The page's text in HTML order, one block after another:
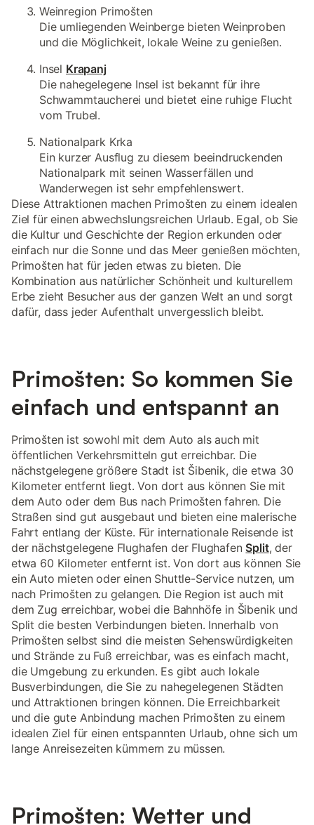
Weinregion Primošten
Die umliegenden Weinberge bieten Weinproben
und die Möglichkeit, lokale Weine zu genießen.
Insel Krapanj
Die nahegelegene Insel ist bekannt für ihre
Schwammtaucherei und bietet eine ruhige Flucht
vom Trubel.
Nationalpark Krka
Ein kurzer Ausflug zu diesem beeindruckenden
Nationalpark mit seinen Wasserfällen und
Wanderwegen ist sehr empfehlenswert.
Diese Attraktionen machen Primošten zu einem idealen
Ziel für einen abwechslungsreichen Urlaub. Egal, ob Sie
die Kultur und Geschichte der Region erkunden oder
einfach nur die Sonne und das Meer genießen möchten,
Primošten hat für jeden etwas zu bieten. Die
Kombination aus natürlicher Schönheit und kulturellem
Erbe zieht Besucher aus der ganzen Welt an und sorgt
dafür, dass jeder Aufenthalt unvergesslich bleibt.
Primošten: So kommen Sie
einfach und entspannt an
Primošten ist sowohl mit dem Auto als auch mit
öffentlichen Verkehrsmitteln gut erreichbar. Die
nächstgelegene größere Stadt ist Šibenik, die etwa 30
Kilometer entfernt liegt. Von dort aus können Sie mit
dem Auto oder dem Bus nach Primošten fahren. Die
Straßen sind gut ausgebaut und bieten eine malerische
Fahrt entlang der Küste. Für internationale Reisende ist
der nächstgelegene Flughafen der Flughafen Split, der
etwa 60 Kilometer entfernt ist. Von dort aus können Sie
ein Auto mieten oder einen Shuttle-Service nutzen, um
nach Primošten zu gelangen. Die Region ist auch mit
dem Zug erreichbar, wobei die Bahnhöfe in Šibenik und
Split die besten Verbindungen bieten. Innerhalb von
Primošten selbst sind die meisten Sehenswürdigkeiten
und Strände zu Fuß erreichbar, was es einfach macht,
die Umgebung zu erkunden. Es gibt auch lokale
Busverbindungen, die Sie zu nahegelegenen Städten
und Attraktionen bringen können. Die Erreichbarkeit
und die gute Anbindung machen Primošten zu einem
idealen Ziel für einen entspannten Urlaub, ohne sich um
lange Anreisezeiten kümmern zu müssen.
Primošten: Wetter und